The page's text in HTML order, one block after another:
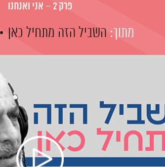
פרק 2 – אני ואנחנו
מתוך: השביל הזה מתחיל כאן